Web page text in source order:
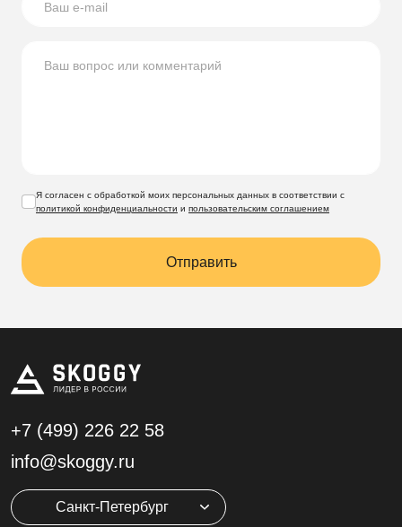
Я согласен с обработкой моих персональных данных в соответствии с
политикой конфиденциальности и пользовательским соглашением
Отправить
+7 (499) 226 22 58
info@skoggy.ru
Санкт-Петербург